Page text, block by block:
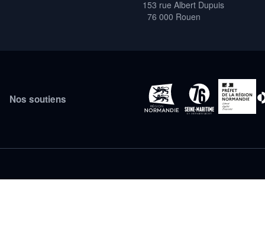
153 rue Albert Dupuis
76 000 Rouen
Nos soutiens